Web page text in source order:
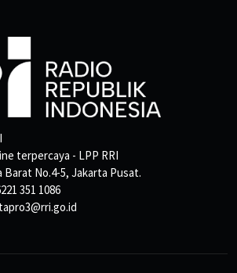
terpercaya - LPP RRI
Barat No.4-5, Jakarta Pusat.
351 1086